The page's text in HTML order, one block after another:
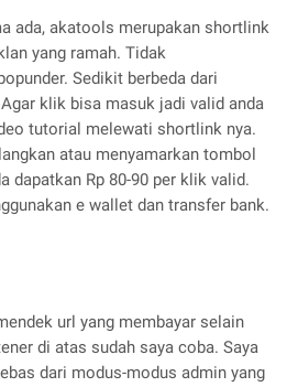
ada, akatools merupakan shortlink
yang ramah. Tidak
Sedikit berbeda dari
klik bisa masuk jadi valid anda
tutorial melewati shortlink nya.
atau menyamarkan tombol
dapatkan Rp 80-90 per klik valid.
e wallet dan transfer bank.
url yang membayar selain
di atas sudah saya coba. Saya
dari modus-modus admin yang